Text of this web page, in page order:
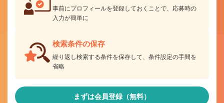
事前にプロフィールを登録しておくことで、応募時の
入力が簡単に
検索条件の保存
繰り返し検索する条件を保存して、条件設定の手間を
省略
まずは会員登録（無料）